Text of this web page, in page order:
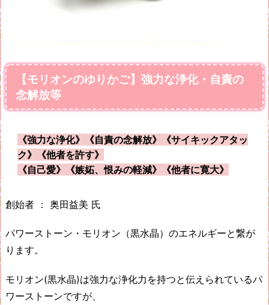
【モリオンのゆりかご】強力な浄化・自責の
念解放等
《強力な浄化》《自責の念解放》《サイキックアタッ
ク》《他者を許す》
《自己愛》《嫉妬、恨みの軽減》《他者に寛大》
創始者 ： 奥田益美 氏
パワーストーン・モリオン（黒水晶）のエネルギーと繋が
ります。
モリオン(黒水晶)は強力な浄化力を持つと伝えられているパ
ワーストーンですが、